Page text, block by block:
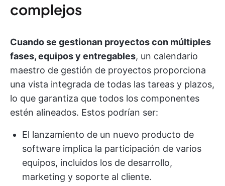
complejos
Cuando se gestionan proyectos con múltiples
fases, equipos y entregables, un calendario
maestro de gestión de proyectos proporciona
una vista integrada de todas las tareas y plazos,
lo que garantiza que todos los componentes
estén alineados. Estos podrían ser:
El lanzamiento de un nuevo producto de
software implica la participación de varios
equipos, incluidos los de desarrollo,
marketing y soporte al cliente.